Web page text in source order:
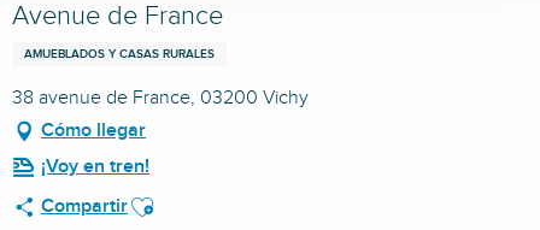
Avenue de France
AMUEBLADOS Y CASAS RURALES
38 avenue de France, 03200 Vichy
Cómo llegar
¡Voy en tren!
CompartirAjouter aux favoris